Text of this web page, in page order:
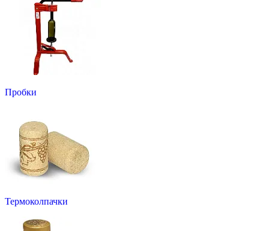
Пробки
Термоколпачки